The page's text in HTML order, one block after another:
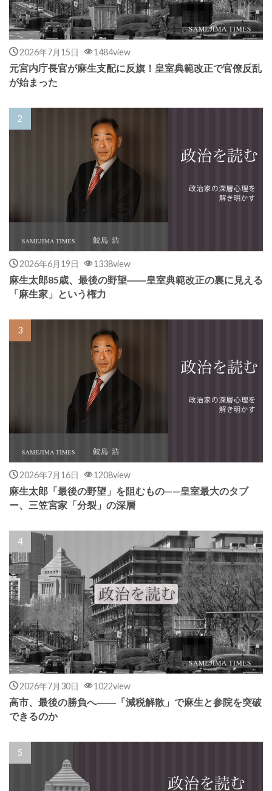
2026年7月15日 1484view
元宮内庁長官が麻生支配に反旗！皇室典範改正で官僚反乱
が始まった
2026年6月19日 1338view
麻生太郎85歳、最後の野望――皇室典範改正の裏に見える
「麻生家」という権力
2026年7月16日 1208view
麻生太郎「最後の野望」を阻むもの——皇室最大のタブ
ー、三笠宮家「分裂」の深層
2026年7月30日 1022view
高市、最後の勝負へ――「減税解散」で麻生と参院を突破
できるのか